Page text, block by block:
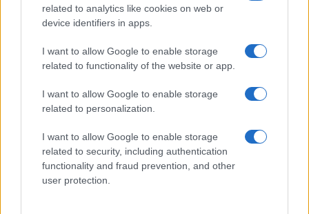
related to analytics like cookies on web or
device identifiers in apps.
I want to allow Google to enable storage
related to functionality of the website or app.
I want to allow Google to enable storage
related to personalization.
I want to allow Google to enable storage
related to security, including authentication
functionality and fraud prevention, and other
user protection.